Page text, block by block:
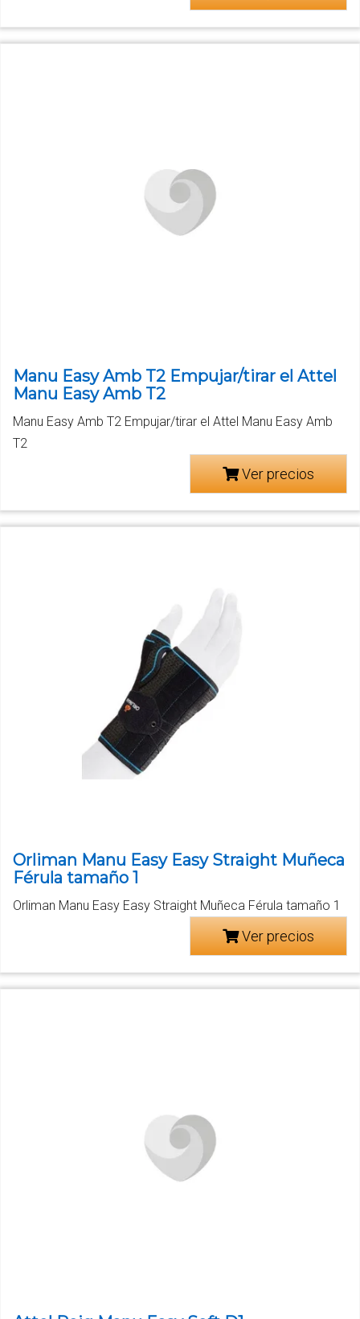
Manu Easy Amb T2 Empujar/tirar el Attel
Manu Easy Amb T2
Manu Easy Amb T2 Empujar/tirar el Attel Manu Easy Amb
T2
Ver precios
Orliman Manu Easy Easy Straight Muñeca
Férula tamaño 1
Orliman Manu Easy Easy Straight Muñeca Férula tamaño 1
Ver precios